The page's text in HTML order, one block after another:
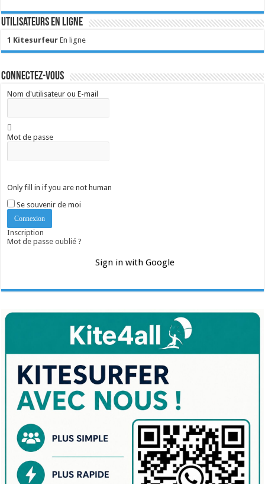
Utilisateurs en ligne
1 Kitesurfeur En ligne
Connectez-vous
Nom d'utilisateur ou E-mail
Mot de passe
Only fill in if you are not human
Se souvenir de moi
Inscription
Mot de passe oublié ?
Sign in with Google